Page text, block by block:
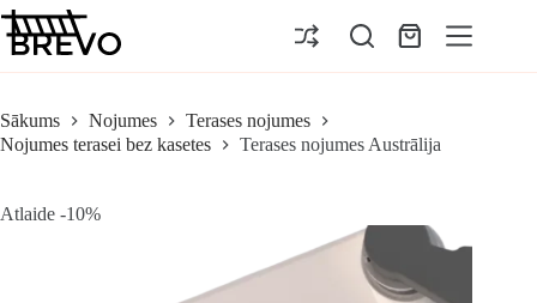
Pāriet
uz
saturu
Iepirkumu
Sākums Nojumes
Terases nojumes
Nojumes terasei bez kasetes
Terases nojumes Austrālija
Atlaide -10%